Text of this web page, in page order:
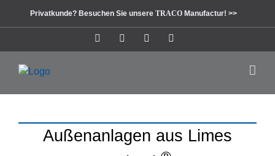
Privatkunde? Besuchen Sie unsere TRACO Manufactur! >>
InstagramFacebookPinterest
Außenanlagen aus Limes